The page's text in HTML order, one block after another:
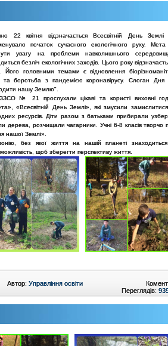
22 квітня відзначається Всесвітній День
початок сучасного екологічного руху.
увагу на проблеми навколишнього
безліч екологічних заходів. Цього року
Його головними темами є відновлення
та боротьба з пандемією коронавірусу. Слоган
нашу Землю".
№ 21 прослухали цікаві та користі виховні
«Всесвітній День Землі», які змусили
ресурсів. Діти разом з батьками прибирали
дерева, розчищали чагарники. Учні 6-8 класів творчо
нашої Землі».
без якої життя на нашій планеті
щоб зберегти перспективу життя.
Автор: Управління освіти
Переглядів: